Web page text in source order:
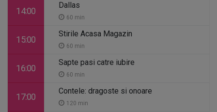
14:00
Dallas
60 min
15:00
Stirile Acasa Magazin
60 min
16:00
Sapte pasi catre iubire
60 min
17:00
Contele: dragoste si onoare
120 min